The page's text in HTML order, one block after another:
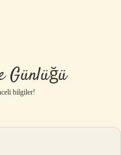
Günlüğü
bilgiler!